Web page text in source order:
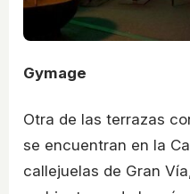
Gymage
Otra de las terrazas
se encuentran en la
callejuelas de Gran